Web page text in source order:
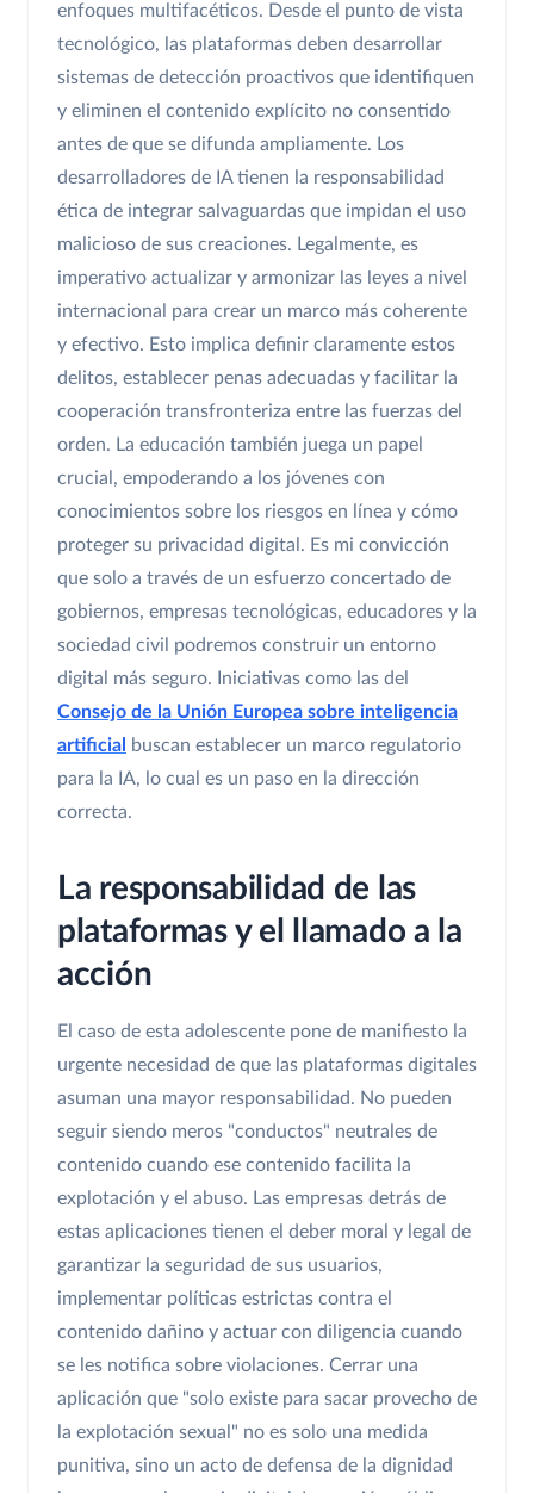
enfoques multifacéticos. Desde el punto de vista
tecnológico, las plataformas deben desarrollar
sistemas de detección proactivos que identifiquen
y eliminen el contenido explícito no consentido
antes de que se difunda ampliamente. Los
desarrolladores de IA tienen la responsabilidad
ética de integrar salvaguardas que impidan el uso
malicioso de sus creaciones. Legalmente, es
imperativo actualizar y armonizar las leyes a nivel
internacional para crear un marco más coherente
y efectivo. Esto implica definir claramente estos
delitos, establecer penas adecuadas y facilitar la
cooperación transfronteriza entre las fuerzas del
orden. La educación también juega un papel
crucial, empoderando a los jóvenes con
conocimientos sobre los riesgos en línea y cómo
proteger su privacidad digital. Es mi convicción
que solo a través de un esfuerzo concertado de
gobiernos, empresas tecnológicas, educadores y la
sociedad civil podremos construir un entorno
digital más seguro. Iniciativas como las del
Consejo de la Unión Europea sobre inteligencia
artificial
buscan establecer un marco regulatorio
para la IA, lo cual es un paso en la dirección
correcta.
La responsabilidad de las
plataformas y el llamado a la
acción
El caso de esta adolescente pone de manifiesto la
urgente necesidad de que las plataformas digitales
asuman una mayor responsabilidad. No pueden
seguir siendo meros "conductos" neutrales de
contenido cuando ese contenido facilita la
explotación y el abuso. Las empresas detrás de
estas aplicaciones tienen el deber moral y legal de
garantizar la seguridad de sus usuarios,
implementar políticas estrictas contra el
contenido dañino y actuar con diligencia cuando
se les notifica sobre violaciones. Cerrar una
aplicación que "solo existe para sacar provecho de
la explotación sexual" no es solo una medida
punitiva, sino un acto de defensa de la dignidad